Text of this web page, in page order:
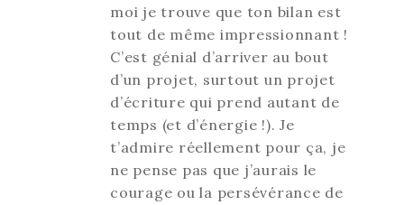
moi je trouve que ton bilan est
tout de même impressionnant !
C’est génial d’arriver au bout
d’un projet, surtout un projet
d’écriture qui prend autant de
temps (et d’énergie !). Je
t’admire réellement pour ça, je
ne pense pas que j’aurais le
courage ou la persévérance de